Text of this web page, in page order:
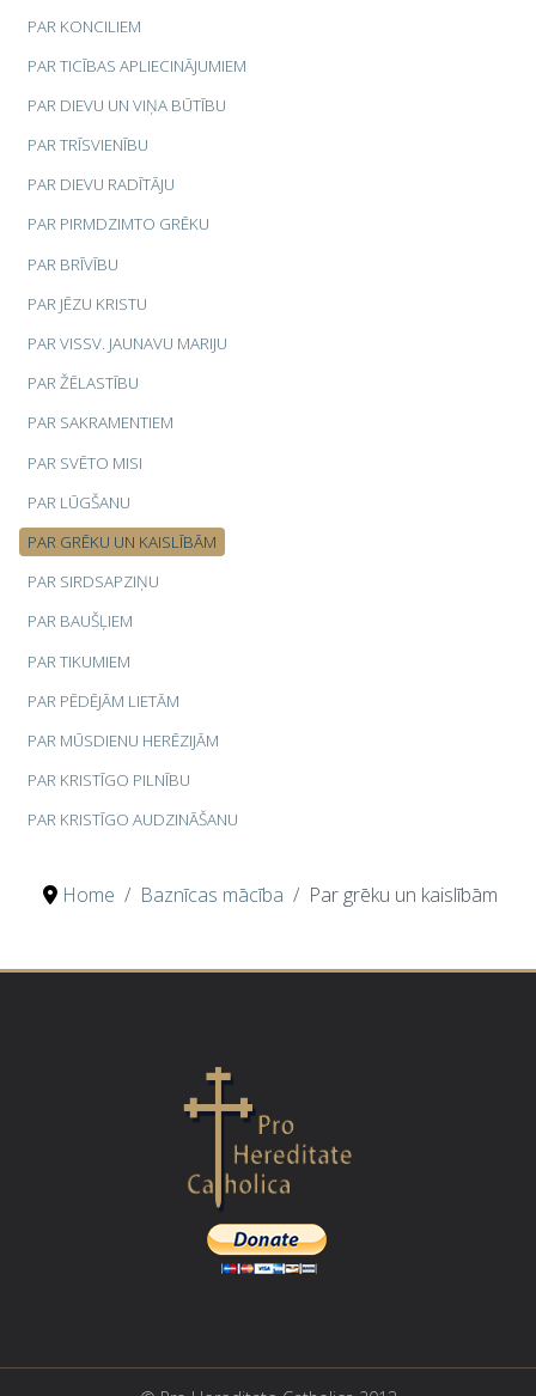
PAR KONCILIEM
PAR TICĪBAS APLIECINĀJUMIEM
PAR DIEVU UN VIŅA BŪTĪBU
PAR TRĪSVIENĪBU
PAR DIEVU RADĪTĀJU
PAR PIRMDZIMTO GRĒKU
PAR BRĪVĪBU
PAR JĒZU KRISTU
PAR VISSV. JAUNAVU MARIJU
PAR ŽĒLASTĪBU
PAR SAKRAMENTIEM
PAR SVĒTO MISI
PAR LŪGŠANU
PAR GRĒKU UN KAISLĪBĀM
PAR SIRDSAPZIŅU
PAR BAUŠĻIEM
PAR TIKUMIEM
PAR PĒDĒJĀM LIETĀM
PAR MŪSDIENU HERĒZIJĀM
PAR KRISTĪGO PILNĪBU
PAR KRISTĪGO AUDZINĀŠANU
Home Baznīcas mācība Par grēku un kaislībām